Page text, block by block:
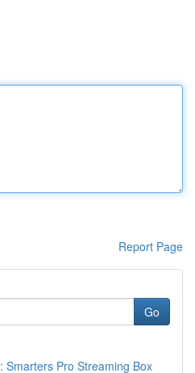
Report Page
Go
Smarters Pro Streaming Box